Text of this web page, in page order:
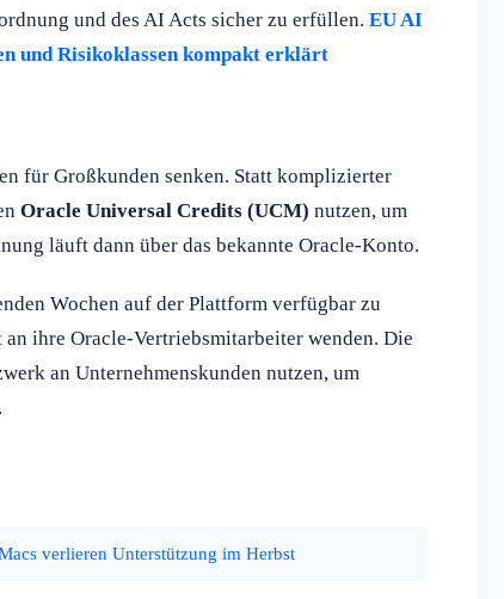
und des AI Acts sicher zu erfüllen. EU AI
und Risikoklassen kompakt erklärt
für Großkunden senken. Statt komplizierter
Oracle Universal Credits (UCM) nutzen, um
läuft dann über das bekannte Oracle-Konto.
Wochen auf der Plattform verfügbar zu
ihre Oracle-Vertriebsmitarbeiter wenden. Die
an Unternehmenskunden nutzen, um
verlieren Unterstützung im Herbst